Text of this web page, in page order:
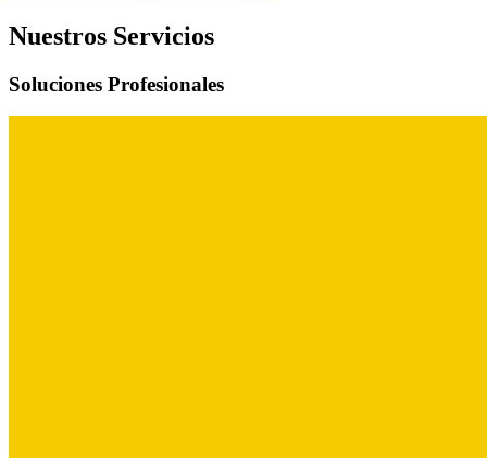
Nuestros Servicios
Soluciones Profesionales